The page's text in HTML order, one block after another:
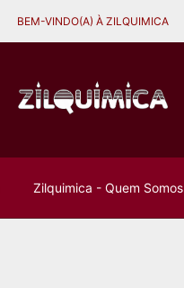
BEM-VINDO(A) À ZILQUIMICA
Zilquimica - Quem Somos